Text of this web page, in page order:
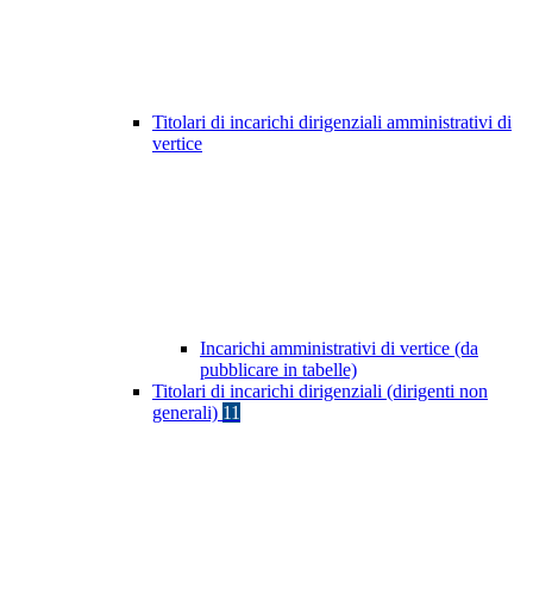
Titolari di incarichi dirigenziali amministrativi di
vertice
Incarichi amministrativi di vertice (da
pubblicare in tabelle)
Titolari di incarichi dirigenziali (dirigenti non
generali) 11